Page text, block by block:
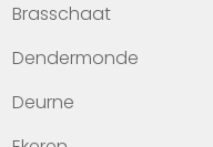
Veelgestelde vragen
Werken bij Heylen
Contact
Brasschaat
Dendermonde
Deurne